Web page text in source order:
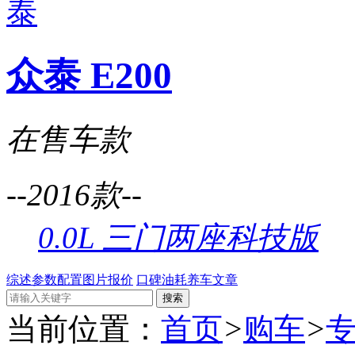
众泰 E200
在售车款
--2016款--
0.0L 三门两座科技版
综述参数配置图片报价 口碑油耗养车文章
当前位置： 首页>购车>